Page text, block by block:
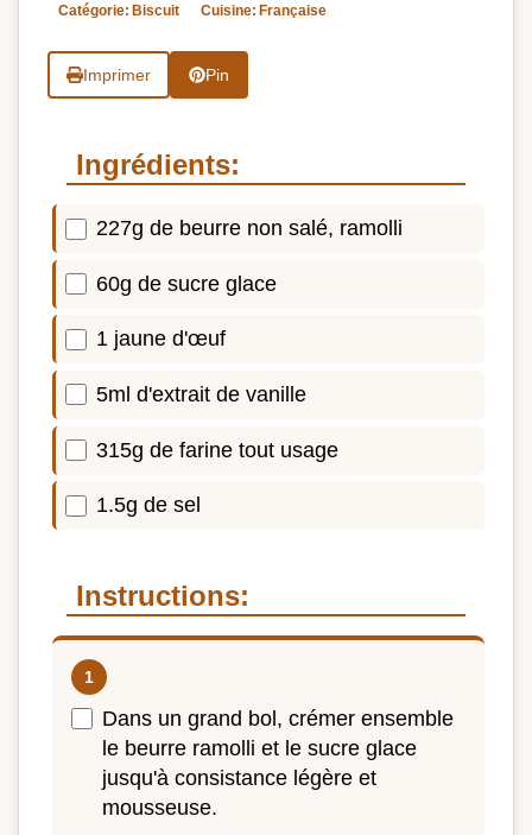
Catégorie: Biscuit Cuisine: Française
Imprimer Pin
Ingrédients:
227g de beurre non salé, ramolli
60g de sucre glace
1 jaune d'œuf
5ml d'extrait de vanille
315g de farine tout usage
1.5g de sel
Instructions:
Dans un grand bol, crémer ensemble
le beurre ramolli et le sucre glace
jusqu'à consistance légère et
mousseuse.